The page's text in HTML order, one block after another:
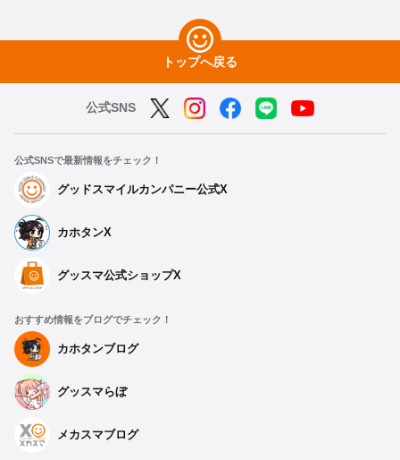
トップへ戻る
公式SNS
公式SNSで最新情報をチェック！
グッドスマイルカンパニー公式X
カホタンX
グッスマ公式ショップX
おすすめ情報をブログでチェック！
カホタンブログ
グッスマらぼ
メカスマブログ